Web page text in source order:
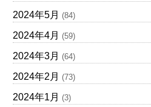
2024年5月 (84)
2024年4月 (59)
2024年3月 (64)
2024年2月 (73)
2024年1月 (3)